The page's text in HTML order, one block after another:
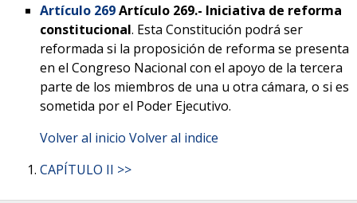
Artículo 269Artículo 269.- Iniciativa de reforma
constitucional. Esta Constitución podrá ser
reformada si la proposición de reforma se presenta
en el Congreso Nacional con el apoyo de la tercera
parte de los miembros de una u otra cámara, o si es
sometida por el Poder Ejecutivo.
Volver al inicio Volver al indice
CAPÍTULO II >>